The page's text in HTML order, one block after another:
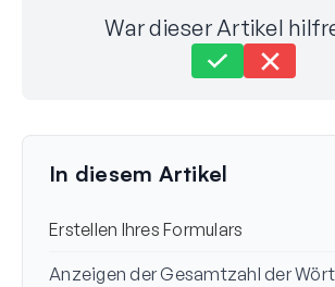
War dieser Artikel
Zuletzt aktualisiert am 28. Feb 2024
In diesem Artikel
Erstellen Ihres Formulars
Anzeigen der Gesamtzahl der